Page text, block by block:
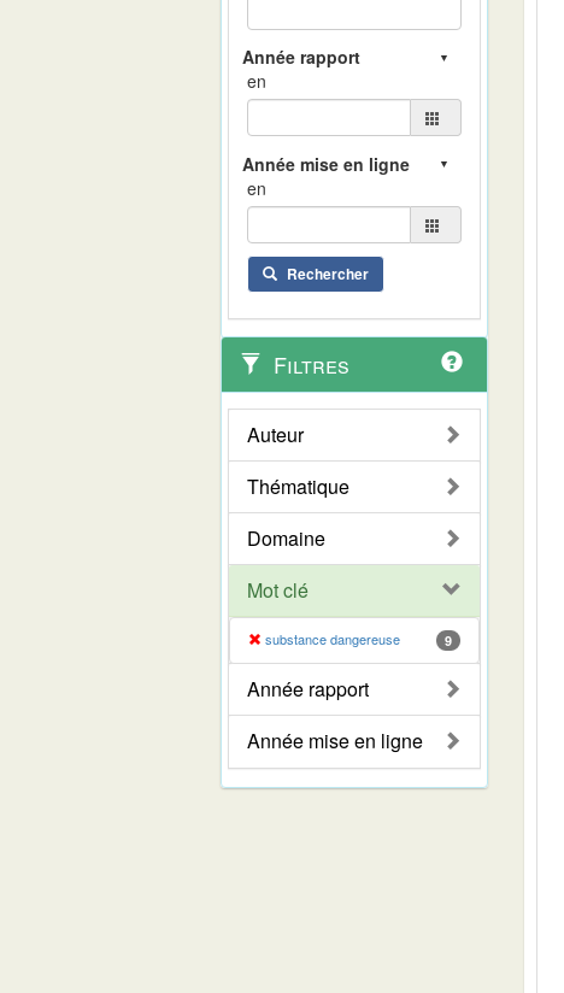
en
en
Rechercher
Filtres
Auteur
Thématique
Domaine
Mot clé
substance dangereuse 9
Année rapport
Année mise en ligne